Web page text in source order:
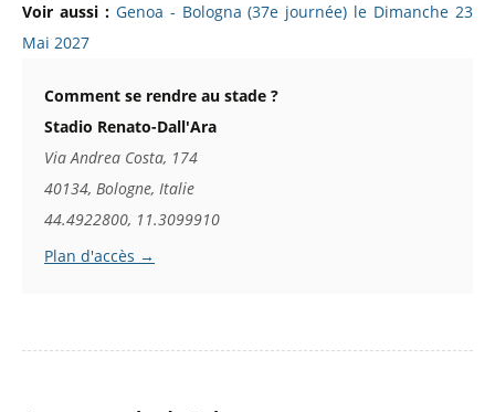
Voir aussi : Genoa - Bologna (37e journée) le Dimanche 23
Mai 2027
Comment se rendre au stade ?
Stadio Renato-Dall'Ara
Via Andrea Costa, 174
40134, Bologne, Italie
44.4922800, 11.3099910
Plan d'accès →